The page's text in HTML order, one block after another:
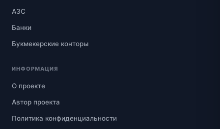
АЗС
Банки
Букмекерские конторы
ИНФОРМАЦИЯ
О проекте
Автор проекта
Политика конфиденциальности